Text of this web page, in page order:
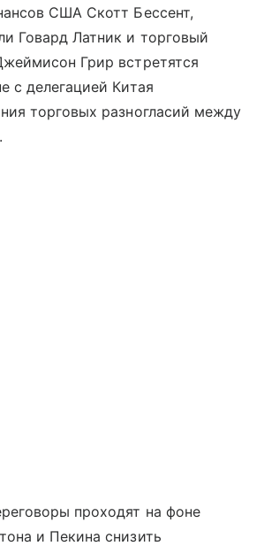
США Скотт Бессент,
Говард Латник и торговый
Грир встретятся
с делегацией Китая
торговых разногласий между
проходят на фоне
и Пекина снизить